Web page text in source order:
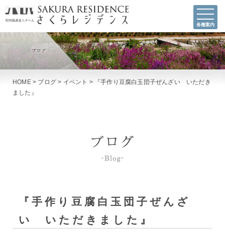
各種案内
HOME> ブログ > イベント >
『手作り豆腐白玉団子ぜんざい いただき
ました』
『手作り豆腐白玉団子ぜんざ
い いただきました』